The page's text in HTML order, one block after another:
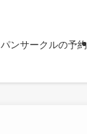
パンサークルの予約